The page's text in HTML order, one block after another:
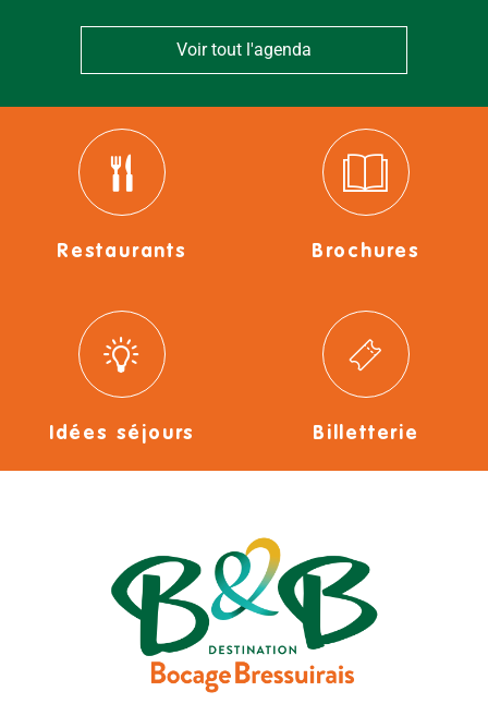
Voir tout l'agenda
Restaurants Brochures
Idées séjours Billetterie